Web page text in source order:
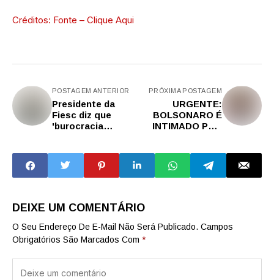
Créditos: Fonte – Clique Aqui
POSTAGEM ANTERIOR
Presidente da
Fiesc diz que
'burocracia
das empresas' no
Brasil
PRÓXIMA POSTAGEM
URGENTE:
BOLSONARO É
INTIMADO POR
MANDO DE
ALEXANDRE DE
MORAES EM
DEIXE UM COMENTÁRIO
O Seu Endereço De E-Mail Não Será Publicado. Campos
Obrigatórios São Marcados Com *